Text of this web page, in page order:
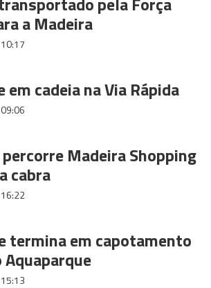
a Madeira
10:17
em cadeia na Via Rápida
09:06
Madeira Shopping
cabra
16:22
termina em capotamento
15:13